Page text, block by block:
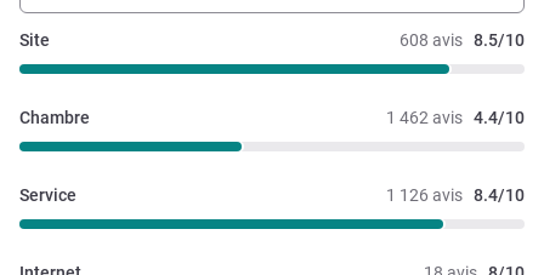
608 avis 8.5/10
Site
1 462 avis 4.4/10
Chambre
1 126 avis 8.4/10
Service